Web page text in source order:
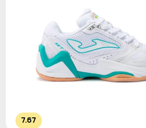
Comparador
Consultorio
Blog
7.67